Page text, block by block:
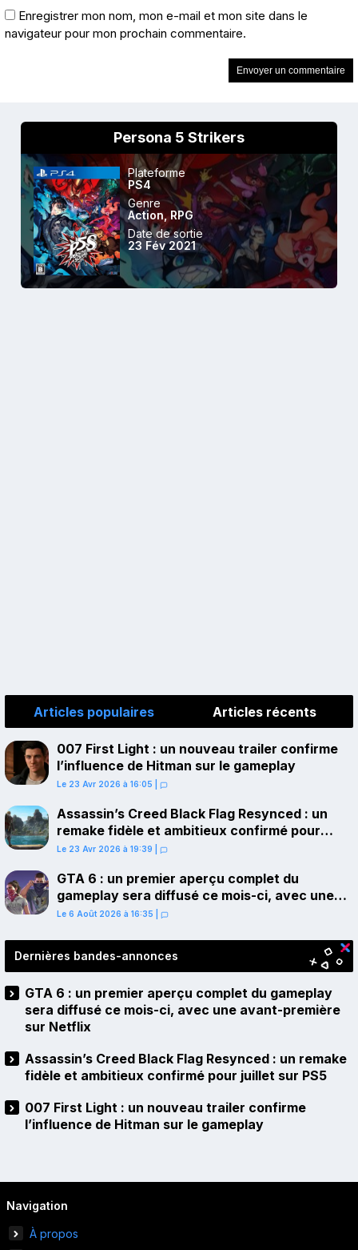
Enregistrer mon nom, mon e-mail et mon site dans le
navigateur pour mon prochain commentaire.
Persona 5 Strikers
Plateforme
PS4
Genre
Action,RPG
Date de sortie
23 Fév 2021
Articles populaires Articles récents
007 First Light : un nouveau trailer confirme
l’influence de Hitman sur le gameplay
Le 23 Avr 2026 à 16:05
Assassin’s Creed Black Flag Resynced : un
remake fidèle et ambitieux confirmé pour
juillet sur PS5
Le 23 Avr 2026 à 19:39
GTA 6 : un premier aperçu complet du
gameplay sera diffusé ce mois-ci, avec une
avant-première sur Netflix
Le 6 Août 2026 à 16:35
Dernières bandes-annonces
GTA 6 : un premier aperçu complet du gameplay
sera diffusé ce mois-ci, avec une avant-première
sur Netflix
Assassin’s Creed Black Flag Resynced : un remake
fidèle et ambitieux confirmé pour juillet sur PS5
007 First Light : un nouveau trailer confirme
l’influence de Hitman sur le gameplay
Navigation
À propos